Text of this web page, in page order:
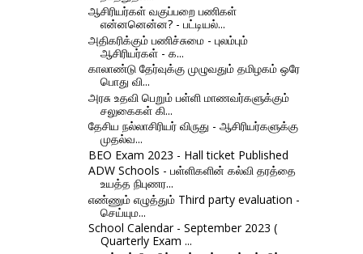
ஆசிரியர்கள் வகுப்பறை பணிகள்
என்னனென்ன? - பட்டியல்...
அதிகரிக்கும் பணிச்சுமை - புலம்பும்
ஆசிரியர்கள் - க...
காலாண்டு தேர்வுக்கு முழுவதும் தமிழகம் ஒரே
பொது வி...
அரசு உதவி பெறும் பள்ளி மாணவர்களுக்கும்
சலுகைகள் கி...
தேசிய நல்லாசிரியர் விருது - ஆசிரியர்களுக்கு
முதல்வ...
BEO Exam 2023 - Hall ticket Published
ADW Schools - பள்ளிகளின் கல்வி தரத்தை
உயத்த நிபுணர...
எண்ணும் எழுத்தும் Third party evaluation -
செய்யும...
School Calendar - September 2023 (
Quarterly Exam ...